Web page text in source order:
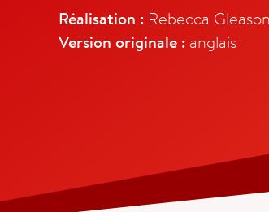
Réalisation : Rebecca Gleason
Version originale : anglais